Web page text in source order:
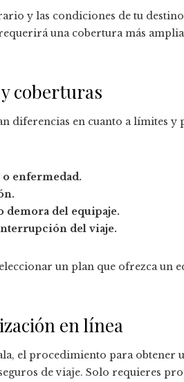
y las condiciones de tu
una cobertura más
coberturas
diferencias en cuanto a límites y
o enfermedad.
del equipaje.
del viaje.
un plan que ofrezca
en línea
el procedimiento para obtener
de viaje. Solo requieres